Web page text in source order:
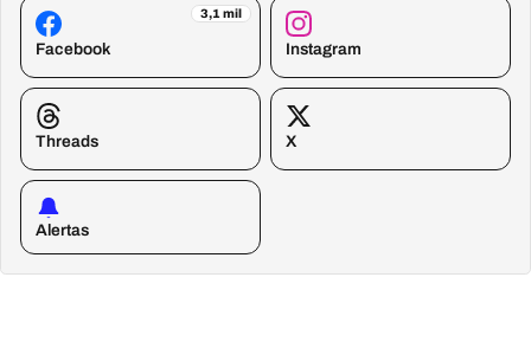
3,1 mil
Facebook Instagram
Threads X
Alertas